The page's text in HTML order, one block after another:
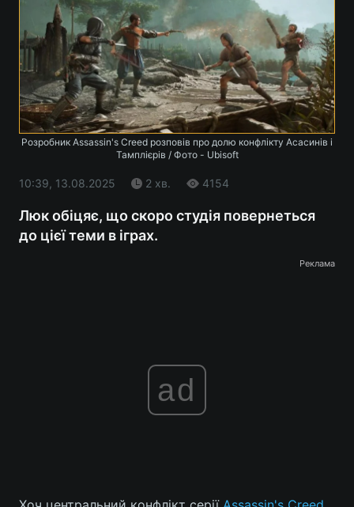
Розробник Assassin's Creed розповів про долю конфлікту Асасинів і
Тамплієрів / Фото - Ubisoft
10:39, 13.08.2025 2 хв. 4154
Люк обіцяє, що скоро студія повернеться
до цієї теми в іграх.
Реклама
ad